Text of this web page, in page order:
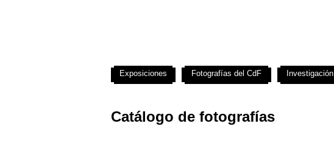
Catálogo de fotografías
Exposiciones Fotografías del CdF Investigación